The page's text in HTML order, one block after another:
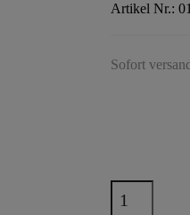
Artikel Nr.:
Sofort